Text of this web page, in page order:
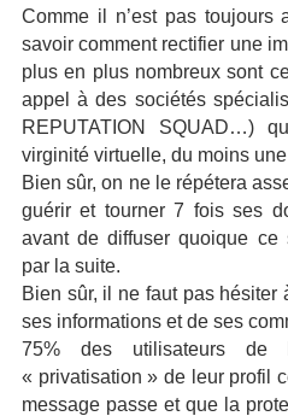
Comme il n’est pas toujours
savoir comment rectifier une
plus en plus nombreux sont
appel à des sociétés
REPUTATION SQUAD…)
virginité virtuelle, du moins
Bien sûr, on ne le répétera
guérir et tourner 7 fois ses
avant de diffuser quoique ce
par la suite.
Bien sûr, il ne faut pas
ses informations et de ses
75% des utilisateurs de
« privatisation » de leur profil
message passe et que la